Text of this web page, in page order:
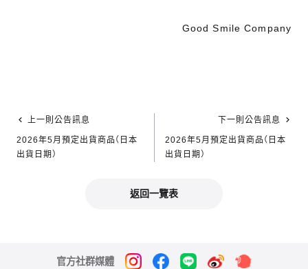
Good Smile Company
上一則公告訊息
2026年5月預定出貨商品（日本
出貨日期）
下一則公告訊息
2026年5月預定出貨商品（日本
出貨日期）
返回一覽表
官方社群媒體